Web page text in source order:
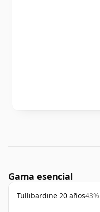
Gama esencial
Tullibardine 20 años43%